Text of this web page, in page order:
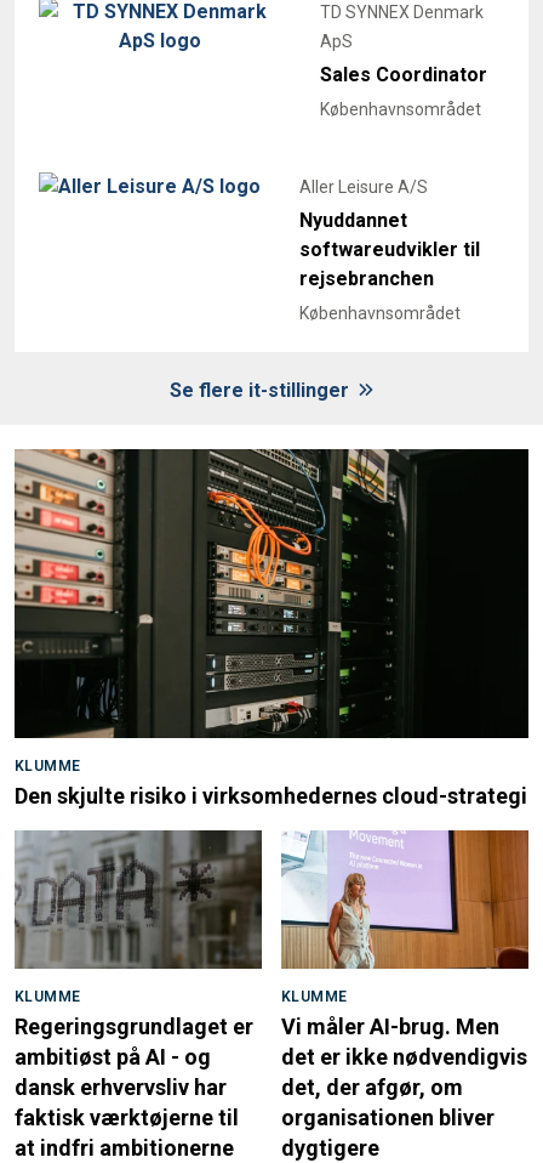
TD SYNNEX Denmark
ApS
Sales Coordinator
Københavnsområdet
Aller Leisure A/S
Nyuddannet
softwareudvikler til
rejsebranchen
Københavnsområdet
Se flere it-stillinger
KLUMME
Den skjulte risiko i virksomhedernes cloud-strategi
KLUMME
Regeringsgrundlaget er
ambitiøst på AI - og
dansk erhvervsliv har
faktisk værktøjerne til
at indfri ambitionerne
KLUMME
Vi måler AI-brug. Men
det er ikke nødvendigvis
det, der afgør, om
organisationen bliver
dygtigere